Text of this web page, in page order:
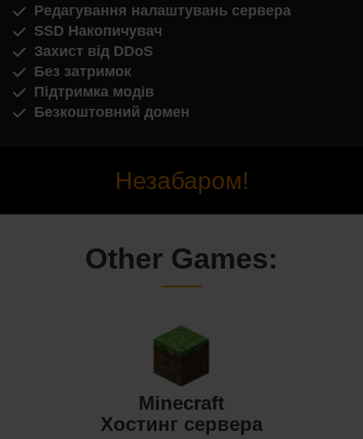
Редагування налаштувань сервера
SSD Накопичувач
Захист від DDoS
Без затримок
Підтримка модів
Безкоштовний домен
Незабаром!
Other Games:
Minecraft
Хостинг сервера